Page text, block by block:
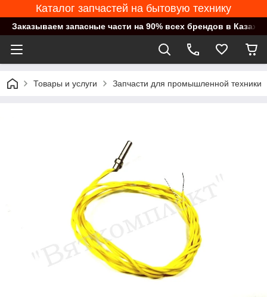
Каталог запчастей на бытовую технику
Заказываем запасные части на 90% всех брендов в
Товары и услуги Запчасти для промышленной техники